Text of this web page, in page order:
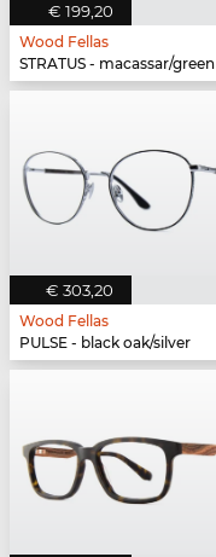
€ 199,20
Wood Fellas
STRATUS - macassar/green
€ 303,20
Wood Fellas
PULSE - black oak/silver